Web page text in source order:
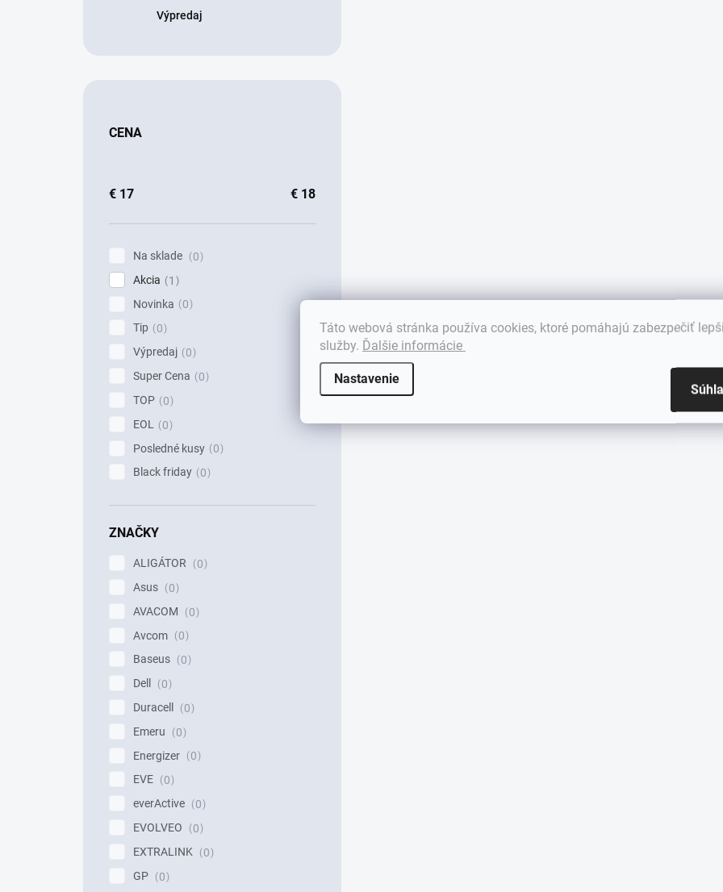
Táto webová stránka používa cookies, ktoré pomáhajú zabezpečiť
služby. Ďalšie informácie
Nastavenie
Výpredaj
CENA
€ 17 € 18
Na sklade
0
Akcia
1
Novinka
0
Tip
0
Výpredaj
0
Super Cena
0
TOP
0
EOL
0
Posledné kusy
0
Black friday
0
ZNAČKY
ALIGÁTOR
0
Asus
0
AVACOM
0
Avcom
0
Baseus
0
Dell
0
Duracell
0
Emeru
0
Energizer
0
EVE
0
everActive
0
EVOLVEO
0
EXTRALINK
0
GP
0